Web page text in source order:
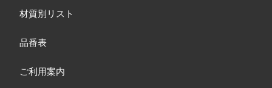
材質別リスト
品番表
ご利用案内